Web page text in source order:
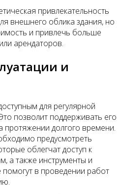
привлекательность
внешнего облика здания, но
и привлечь больше
арендаторов.
и
для регулярной
позволит поддерживать его
протяжении долгого времени.
предусмотреть
облегчат доступ к
а также инструменты и
в проведении работ